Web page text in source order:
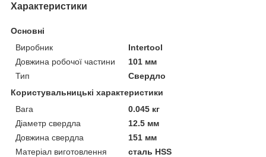
Характеристики
Основні
Виробник
Intertool
Довжина робочої частини
101 мм
Тип
Свердло
Користувальницькі характеристики
Вага
0.045 кг
Діаметр свердла
12.5 мм
Довжина свердла
151 мм
Матеріал виготовлення
сталь HSS